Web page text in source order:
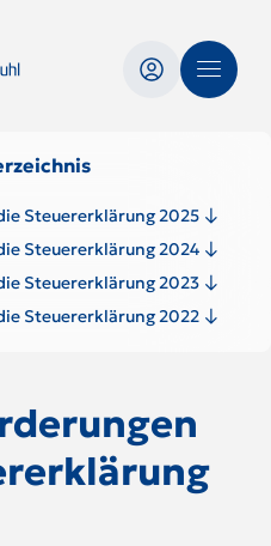
Steuererklärung 2025
Steuererklärung 2024
Steuererklärung 2023
Steuererklärung 2022